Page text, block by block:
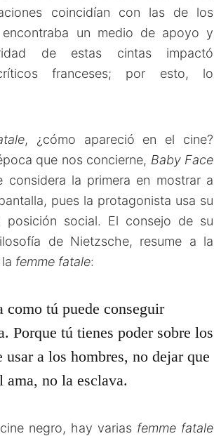
coincidían con las de los
un medio de apoyo y
de estas cintas impactó
franceses; por esto, lo
, ¿cómo apareció en el cine?
que nos concierne, Baby Face
considera la primera en mostrar a
pues la protagonista usa su
posición social. El consejo de su
de Nietzsche, resume a la
femme fatale:
tú puede conseguir
Porque tú tienes poder sobre los
usar a los hombres, no dejar que
ama, no la esclava.
negro, hay varias femme fatale